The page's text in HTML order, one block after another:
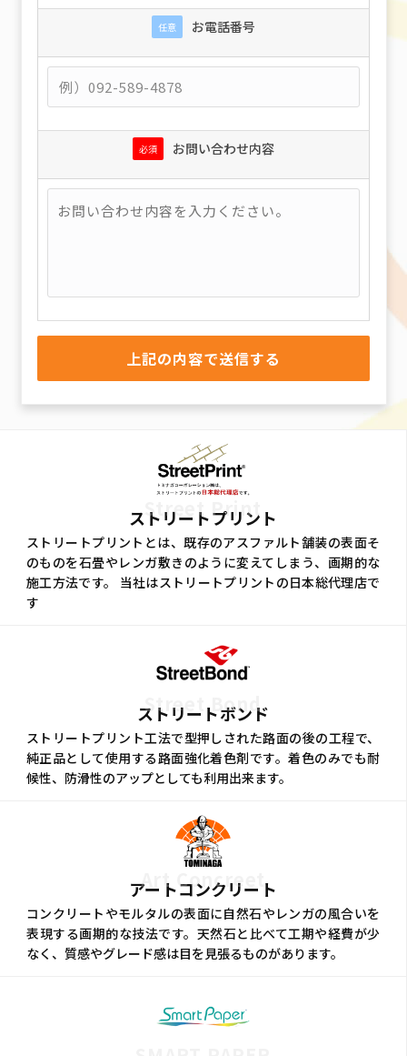
任意 お電話番号
必須 お問い合わせ内容
Street Print
ストリートプリント
ストリートプリントとは、既存のアスファルト舗装の表面そ
のものを石畳やレンガ敷きのように変えてしまう、画期的な
施工方法です。 当社はストリートプリントの日本総代理店で
す
Street Bond
ストリートボンド
ストリートプリント工法で型押しされた路面の後の工程で、
純正品として使用する路面強化着色剤です。着色のみでも耐
候性、防滑性のアップとしても利用出来ます。
Art Concreet
アートコンクリート
コンクリートやモルタルの表面に自然石やレンガの風合いを
表現する画期的な技法です。天然石と比べて工期や経費が少
なく、質感やグレード感は目を見張るものがあります。